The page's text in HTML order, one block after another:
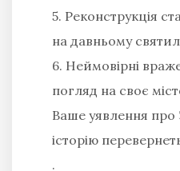
5. Реконструкція
на давньому
6. Неймовірні
погляд на своє
Ваше уявлення про
історію
.